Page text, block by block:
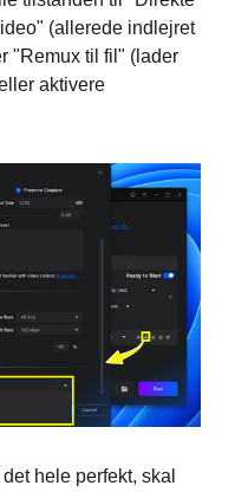
(allerede indlejret
"Remux til fil" (lader
aktivere
hele perfekt, skal